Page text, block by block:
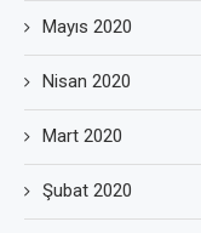
Mayıs 2020
Nisan 2020
Mart 2020
Şubat 2020